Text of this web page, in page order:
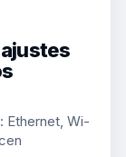
Ethernet, Wi-